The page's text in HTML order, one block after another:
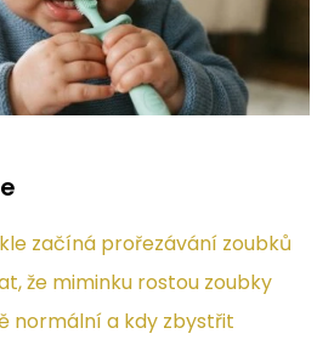
začíná prořezávání zoubků
že miminku rostou zoubky
normální a kdy zbystřit